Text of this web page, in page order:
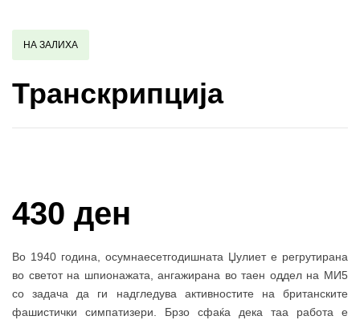
НА ЗАЛИХА
Транскрипција
430 ден
Во 1940 година, осумнаесетгодишната Џулиет е регрутирана
во светот на шпионажата, ангажирана во таен оддел на МИ5
со задача да ги надгледува активностите на британските
фашистички симпатизери. Брзо сфаќа дека таа работа е